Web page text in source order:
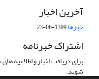
آخرین اخبار
خبرها1399-06-23
اشتراک خبرنامه
برای دریافت اخبار و اطلاعیه
شوید.